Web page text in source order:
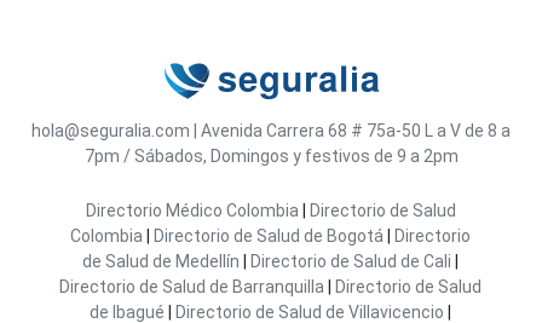
hola@seguralia.com Avenida Carrera 68 # 75a-50
L a V de 8 a
7pm / Sábados, Domingos y festivos de 9 a 2pm
Directorio Médico Colombia
Directorio de Salud
Colombia
Directorio de Salud de Bogotá
Directorio
de Salud de Medellín
Directorio de Salud de Cali
Directorio de Salud de Barranquilla
Directorio de Salud
de Ibagué
Directorio de Salud de Villavicencio